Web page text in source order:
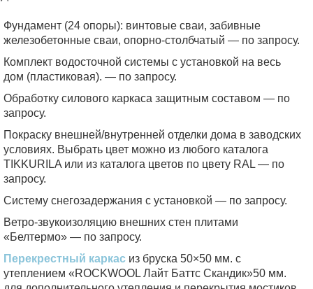
Фундамент (24 опоры): винтовые сваи, забивные
железобетонные сваи, опорно-столбчатый — по запросу.
Комплект водосточной системы с установкой на весь
дом (пластиковая). — по запросу.
Обработку силового каркаса защитным составом — по
запросу.
Покраску внешней/внутренней отделки дома в заводских
условиях. Выбрать цвет можно из любого каталога
TIKKURILA или из каталога цветов по цвету RAL — по
запросу.
Систему снегозадержания с установкой — по запросу.
Ветро-звукоизоляцию внешних стен плитами
«Белтермо» — по запросу.
Перекрестный каркас из бруска 50×50 мм. с
утеплением «ROCKWOOL Лайт Баттс Скандик»50 мм.